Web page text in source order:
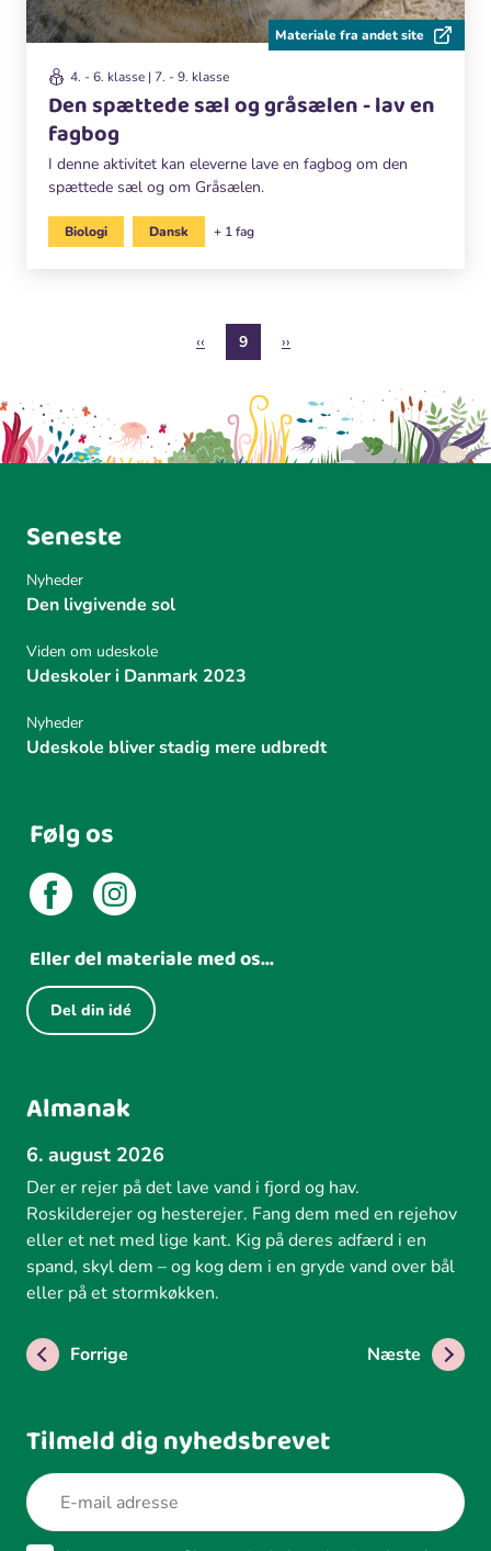
Materiale fra andet site
4. - 6. klasse | 7. - 9. klasse
Den spættede sæl og gråsælen - lav en
fagbog
I denne aktivitet kan eleverne lave en fagbog om den
spættede sæl og om Gråsælen.
Biologi Dansk + 1 fag
e
i
n
d
e
l
i
g
Forrige
‹‹
Nuværende
side
9
Næste
››
Seneste
Nyheder
Den livgivende sol
Viden om udeskole
Udeskoler i Danmark 2023
Nyheder
Udeskole bliver stadig mere udbredt
Følg os
Eller del materiale med os...
Del din idé
Almanak
6. august 2026
Der er rejer på det lave vand i fjord og hav.
Roskilderejer og hesterejer. Fang dem med en rejehov
eller et net med lige kant. Kig på deres adfærd i en
spand, skyl dem – og kog dem i en gryde vand over bål
eller på et stormkøkken.
Forrige Næste
Tilmeld dig nyhedsbrevet